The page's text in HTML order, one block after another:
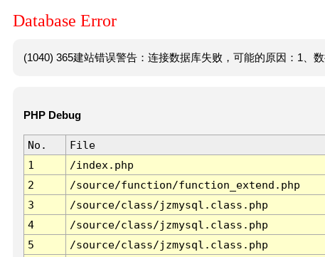
Database Error
(1040) 365建站错误警告：连接数据库失败，可能的原因：1、
PHP Debug
No. File
1
/index.php
2
/source/function/function_extend.php
3
/source/class/jzmysql.class.php
4
/source/class/jzmysql.class.php
5
/source/class/jzmysql.class.php